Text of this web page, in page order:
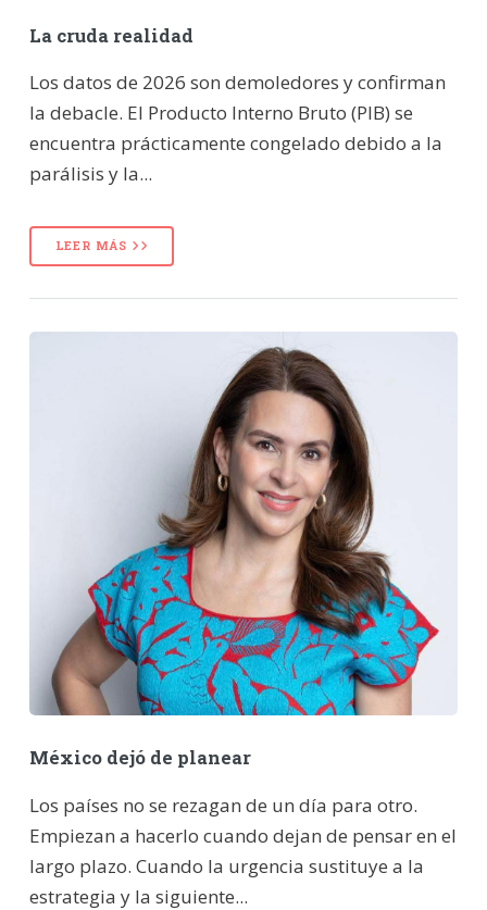
La cruda realidad
Los datos de 2026 son demoledores y confirman
la debacle. El Producto Interno Bruto (PIB) se
encuentra prácticamente congelado debido a la
parálisis y la...
LEER MÁS
México dejó de planear
Los países no se rezagan de un día para otro.
Empiezan a hacerlo cuando dejan de pensar en el
largo plazo. Cuando la urgencia sustituye a la
estrategia y la siguiente...